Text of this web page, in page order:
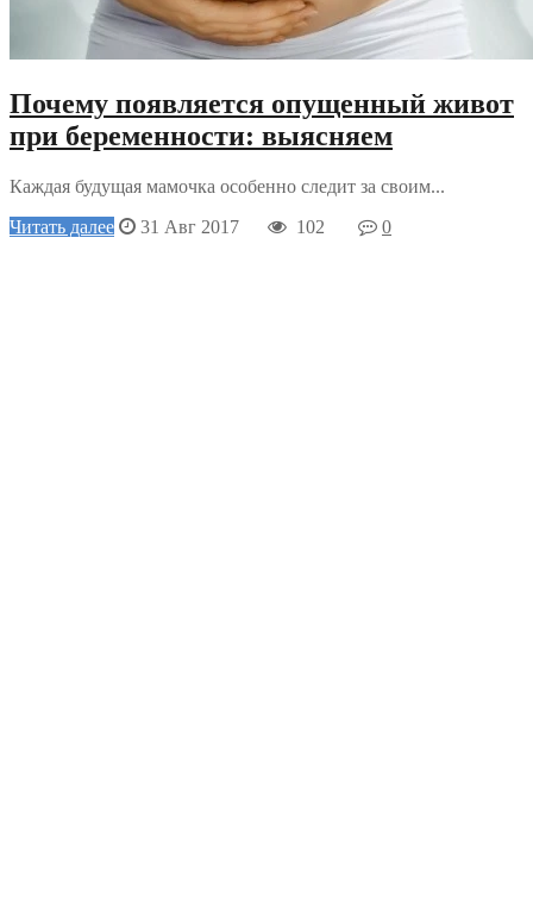
Почему появляется опущенный живот
при беременности: выясняем
Каждая будущая мамочка особенно следит за своим...
Читать далее
31 Авг 2017 102 0